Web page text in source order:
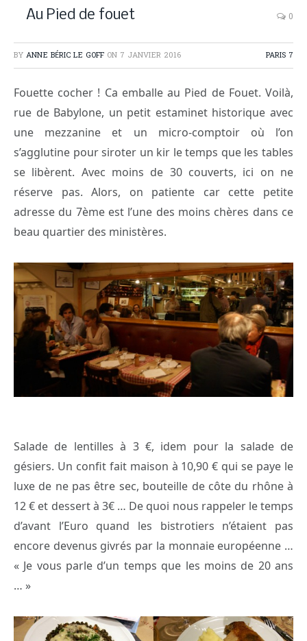
Au Pied de fouet 0
BY ANNE BÉRIC LE GOFF ON 7 JANVIER 2016 PARIS 7
Fouette cocher ! Ca emballe au Pied de Fouet. Voilà,
rue de Babylone, un petit estaminet historique avec
une mezzanine et un micro-comptoir où l’on
s’agglutine pour siroter un kir le temps que les tables
se libèrent. Avec moins de 30 couverts, ici on ne
réserve pas. Alors, on patiente car cette petite
adresse du 7ème est l’une des moins chères dans ce
beau quartier des ministères.
Salade de lentilles à 3 €, idem pour la salade de
gésiers. Un confit fait maison à 10,90 € qui se paye le
luxe de ne pas être sec, bouteille de côte du rhône à
12 € et dessert à 3€ … De quoi nous rappeler le temps
d’avant l’Euro quand les bistrotiers n’étaient pas
encore devenus givrés par la monnaie européenne …
« Je vous parle d’un temps que les moins de 20 ans
… »